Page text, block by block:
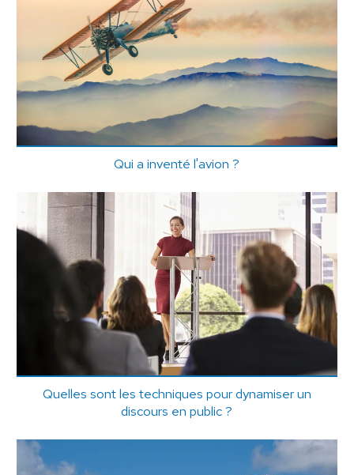
Qui a inventé l'avion ?
Quelles sont les techniques pour dynamiser un
discours en public ?